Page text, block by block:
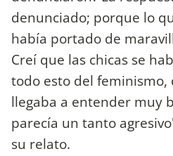
denunciado; porque lo
había portado de
Creí que las chicas se
todo esto del feminismo,
llegaba a entender muy
parecía un tanto
su relato.